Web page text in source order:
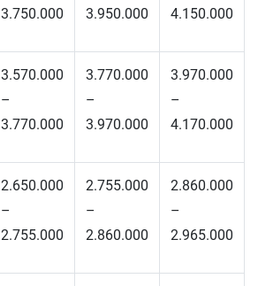
3.750.000
3.950.000
4.150.000
3.570.000
–
3.770.000
3.770.000
–
3.970.000
3.970.000
–
4.170.000
2.650.000
–
2.755.000
2.755.000
–
2.860.000
2.860.000
–
2.965.000